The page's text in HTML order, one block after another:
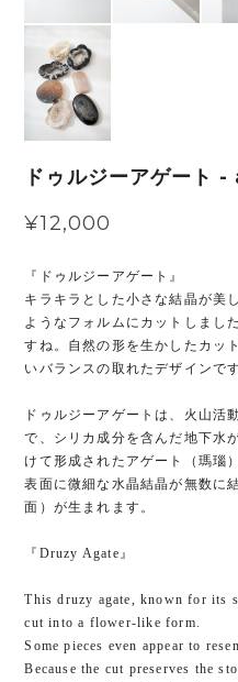
ドゥルジーアゲート -
¥12,000
『ドゥルジーアゲート』
キラキラとした小さな結晶が美
ようなフォルムにカットしまし
すね。自然の形を生かしたカッ
いバランスの取れたデザインです
ドゥルジーアゲートは、火山活
で、シリカ成分を含んだ地下水
けて形成されたアゲート（瑪瑙
表面に微細な水晶結晶が無数に
面）が生まれます。
『Druzy Agate』
This druzy agate, known for its
cut into a flower-like form.
Some pieces even appear to
Because the cut preserves the